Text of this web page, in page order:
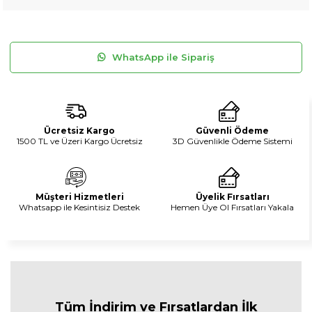
WhatsApp ile Sipariş
Ücretsiz Kargo
1500 TL ve Üzeri Kargo Ücretsiz
Güvenli Ödeme
3D Güvenlikle Ödeme Sistemi
Müşteri Hizmetleri
Whatsapp ile Kesintisiz Destek
Üyelik Fırsatları
Hemen Üye Ol Fırsatları Yakala
Tüm İndirim ve Fırsatlardan İlk